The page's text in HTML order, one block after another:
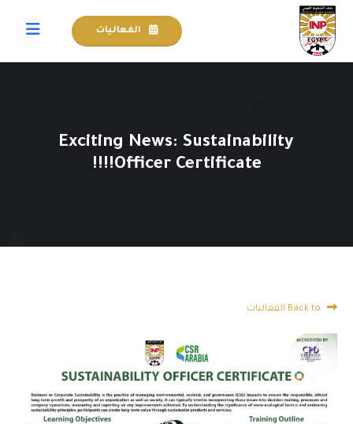
الفعاليات
Exciting News: Sustainability
Officer Certificate!!!!